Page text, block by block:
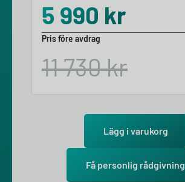
5 990 kr
Pris före avdrag
11 730kr
Lägg i varukorg
Få personlig rådgivning